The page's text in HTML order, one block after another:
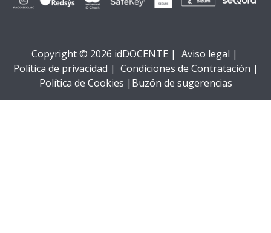
Copyright © 2026 idDOCENTE | Aviso legal |
Política de privacidad | Condiciones de Contratación |
Política de Cookies | Buzón de sugerencias